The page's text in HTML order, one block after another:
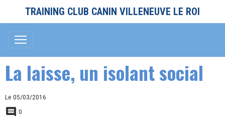
TRAINING CLUB CANIN VILLENEUVE LE ROI
La laisse, un isolant social
Le 05/03/2016
0